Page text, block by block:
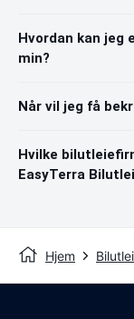
Hvordan kan jeg
min?
Når vil jeg få
Hvilke
EasyTerra
Hjem